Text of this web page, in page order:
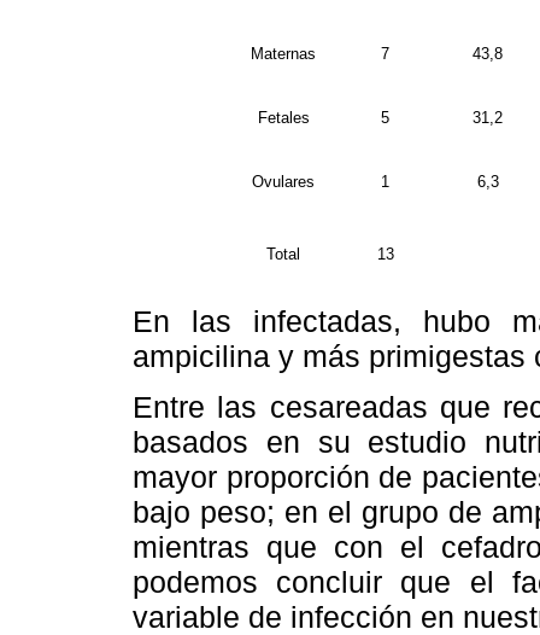
Maternas 7 43,8
Fetales 5 31,2
Ovulares 1 6,3
Total 13
En las infectadas, hubo
ampicilina y más
Entre las cesareadas que
basados en su estudio
mayor proporción de
bajo peso; en el grupo de
mientras que con el
podemos concluir que el
variable de infección en